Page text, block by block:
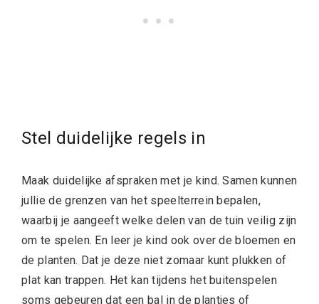
Stel duidelijke regels in
Maak duidelijke afspraken met je kind. Samen kunnen
jullie de grenzen van het speelterrein bepalen,
waarbij je aangeeft welke delen van de tuin veilig zijn
om te spelen. En leer je kind ook over de bloemen en
de planten. Dat je deze niet zomaar kunt plukken of
plat kan trappen. Het kan tijdens het buitenspelen
soms gebeuren dat een bal in de plantjes of